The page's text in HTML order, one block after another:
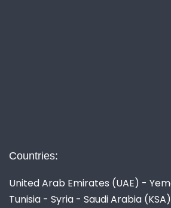
Countries:
United Arab Emirates (UAE) -
Tunisia - Syria - Saudi Arabia